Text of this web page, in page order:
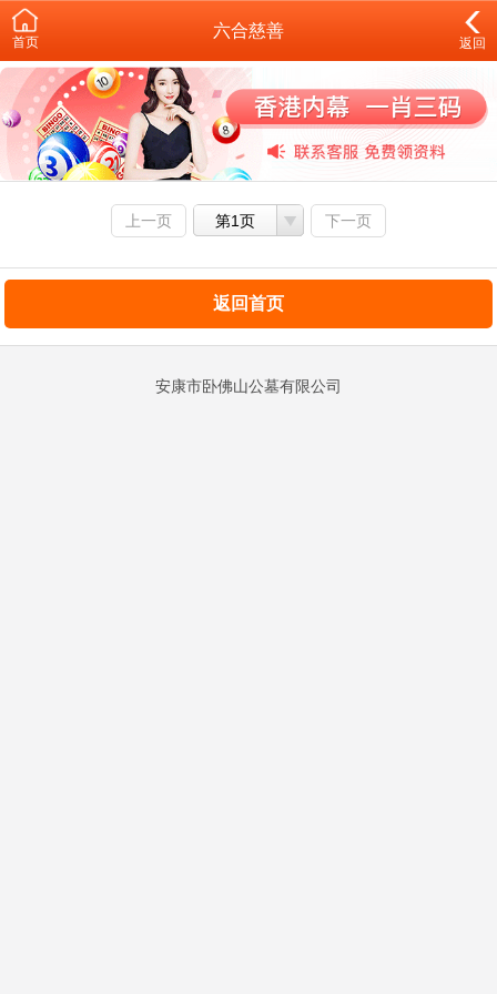
首页
六合慈善
返回
上一页 第1页 下一页
返回首页
安康市卧佛山公墓有限公司